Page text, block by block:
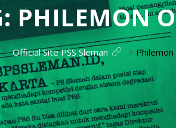
PHILEMON
Official Site PSS Sleman >